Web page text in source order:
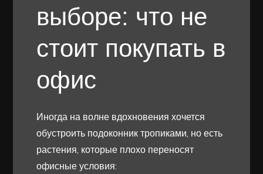
выборе: что не
стоит покупать в
офис
Иногда на волне вдохновения хочется
обустроить подоконник тропиками, но есть
растения, которые плохо переносят
офисные условия: